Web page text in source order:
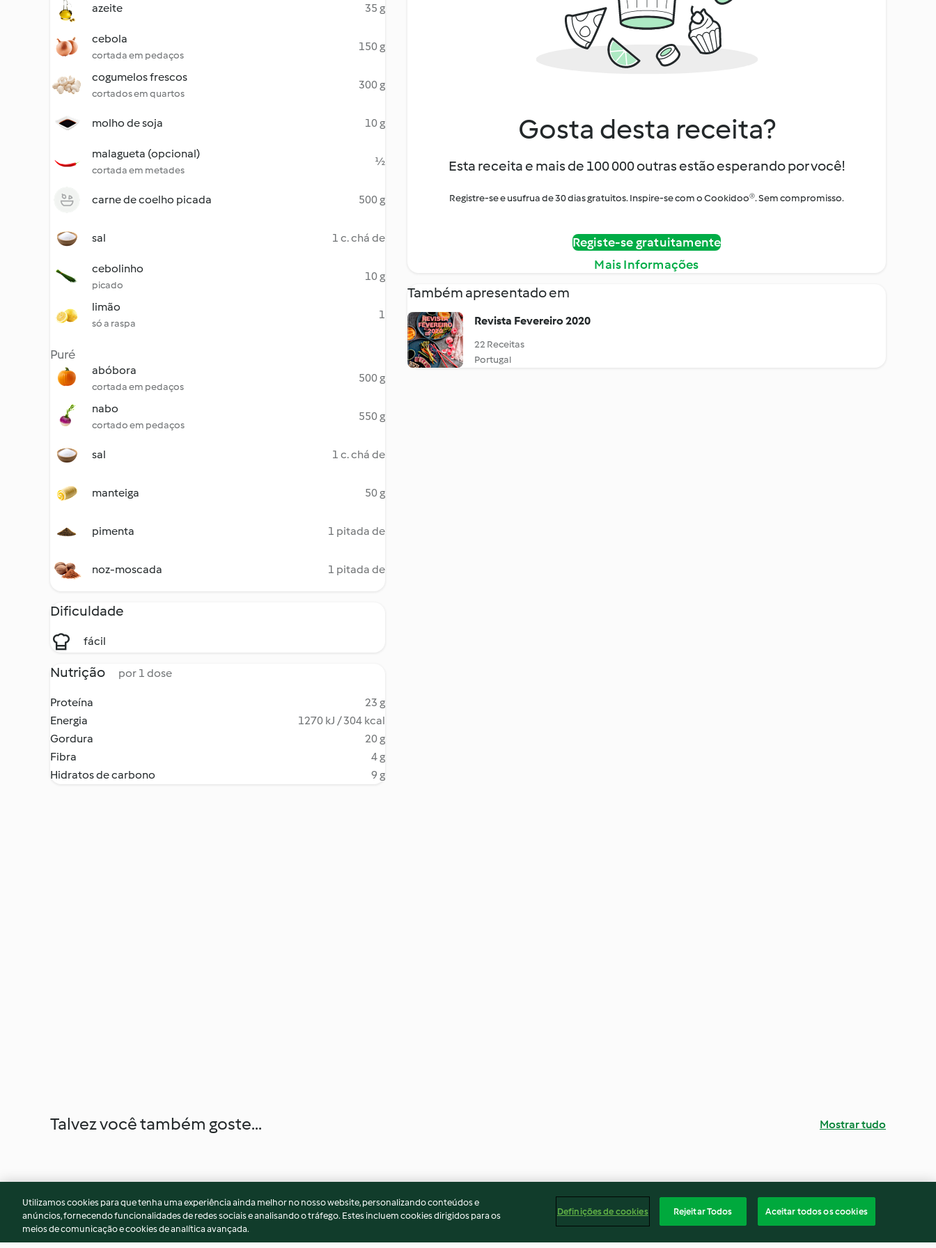
azeite 35 g
cebola
cortada em pedaços
150 g
cogumelos frescos
cortados em quartos
300 g
molho de soja 10 g
malagueta (opcional)
cortada em metades
½
carne de coelho picada 500 g
sal 1 c. chá de
cebolinho
picado
10 g
limão
só a raspa
1
Puré
abóbora
cortada em pedaços
500 g
nabo
cortado em pedaços
550 g
sal 1 c. chá de
manteiga 50 g
pimenta 1 pitada de
noz-moscada 1 pitada de
Dificuldade
fácil
Nutrição por 1 dose
Proteína
23 g
Energia
1270 kJ / 304 kcal
Gordura
20 g
Fibra
4 g
Hidratos de carbono
9 g
Gosta desta receita?
Esta receita e mais de 100 000 outras estão esperando por você!
Registre-se e usufrua de 30 dias gratuitos. Inspire-se com o Cookidoo®. Sem compromisso.
Registe-se gratuitamente
Mais Informações
Também apresentado em
Revista Fevereiro 2020
22 Receitas
Portugal
Talvez você também goste... Mostrar tudo
Utilizamos cookies para que tenha uma experiência ainda melhor no nosso website, personalizando conteúdos e
anúncios, fornecendo funcionalidades de redes sociais e analisando o tráfego. Estes incluem cookies dirigidos para os
meios de comunicação e cookies de analítica avançada.
Definições de cookies Rejeitar Todos Aceitar todos os cookies